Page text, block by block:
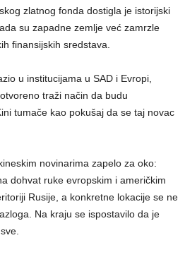
zlatnog fonda dostigla je istorijski
su zapadne zemlje već zamrzle
finansijskih sredstava.
u institucijama u SAD i Evropi,
traži način da budu
tumače kao pokušaj da se taj novac
novinarima zapelo za oko:
dohvat ruke evropskim i američkim
Rusije, a konkretne lokacije se ne
Na kraju se ispostavilo da je